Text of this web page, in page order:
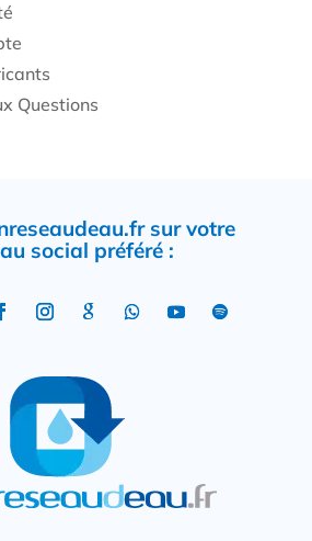
Questions
sur votre
social préféré :